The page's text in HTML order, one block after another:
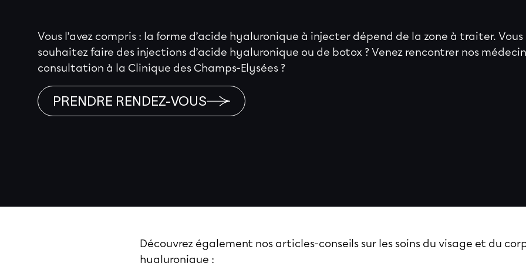
Vous l’avez compris : la forme d’acide hyaluronique à injecter dépend de la zone à traiter. Vous
souhaitez faire des injections d’acide hyaluronique ou de botox ? Venez rencontrer nos
consultation à la Clinique des Champs-Elysées ?
PRENDRE RENDEZ-VOUS
Découvrez également nos articles-conseils sur les soins du visage et du
hyaluronique :